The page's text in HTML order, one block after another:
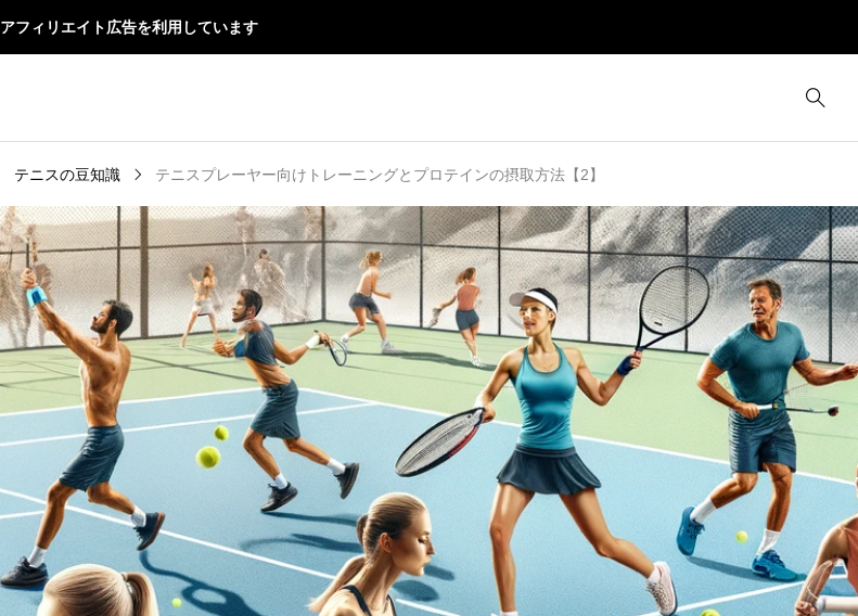
アフィリエイト広告を利用しています
テニスの豆知識 テニスプレーヤー向けトレーニングとプロテインの摂取方法【2】